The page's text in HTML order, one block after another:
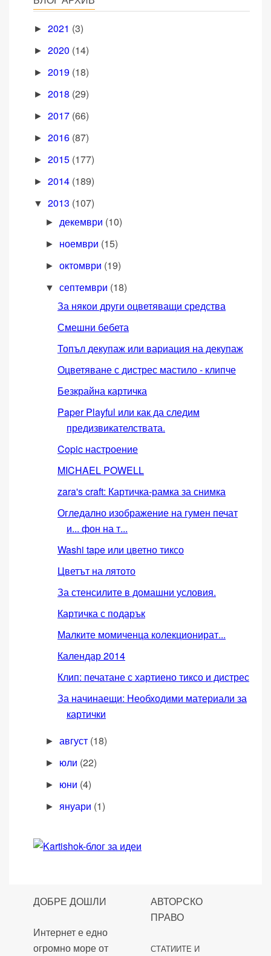
► 2021 (3)
► 2020 (14)
► 2019 (18)
► 2018 (29)
► 2017 (66)
► 2016 (87)
► 2015 (177)
► 2014 (189)
▼ 2013 (107)
► декември (10)
► ноември (15)
►октомври (19)
▼септември (18)
За някои други оцветяващи средства
Смешни бебета
Топъл декупаж или вариация на декупаж
Оцветяване с дистрес мастило - клипче
Безкрайна картичка
Paper Playful или как да следим
предизвикателствата.
Copic настроение
MICHAEL POWELL
zara's craft: Картичка-рамка за снимка
Огледално изображение на гумен печат
и... фон на т...
Washi tape или цветно тиксо
Цветът на лятото
За стенсилите в домашни условия.
Картичка с подарък
Малките момиченца колекционират...
Календар 2014
Клип: печатане с хартиено тиксо и дистрес
За начинаещи: Необходими материали за
картички
►август (18)
► юли (22)
► юни (4)
► януари (1)
ДОБРЕ ДОШЛИ
Интернет е едно
огромно море от
АВТОРСКО
ПРАВО
СТАТИИТЕ И